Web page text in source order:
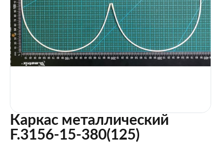
Каркас металлический
F.3156-15-380(125)